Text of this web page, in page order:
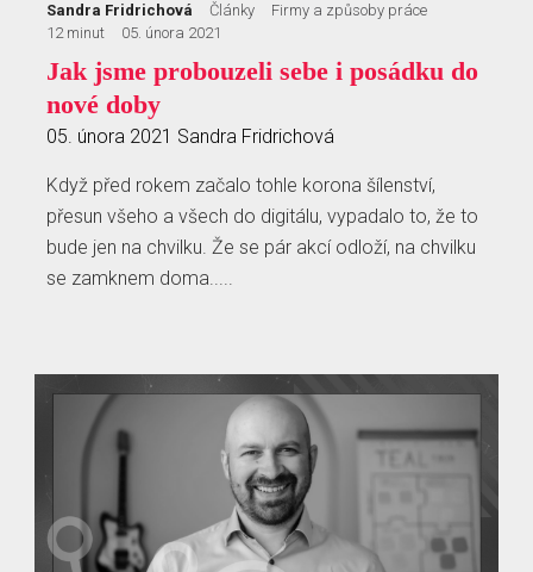
Sandra Fridrichová Články
Firmy a způsoby práce
12 minut
05. února 2021
Jak jsme probouzeli sebe i posádku do
nové doby
05. února 2021 Sandra Fridrichová
Když před rokem začalo tohle korona šílenství,
přesun všeho a všech do digitálu, vypadalo to, že to
bude jen na chvilku. Že se pár akcí odloží, na chvilku
se zamknem doma.....